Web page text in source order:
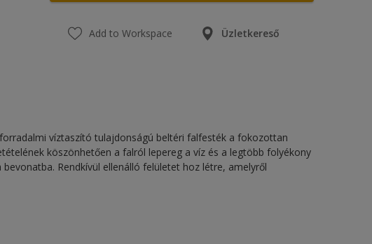
Add to Workspace Üzletkereső
víztaszító tulajdonságú beltéri falfesték a fokozottan
köszönhetően a falról lepereg a víz és a legtöbb folyékony
Rendkívül ellenálló felületet hoz létre, amelyről